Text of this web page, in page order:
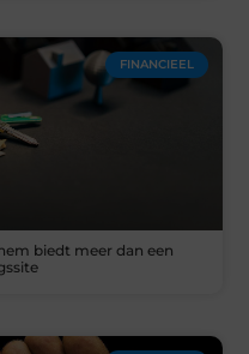
FINANCIEEL
biedt meer dan een